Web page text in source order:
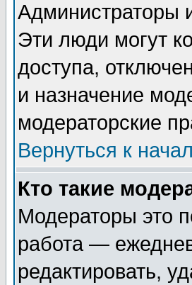
Администраторы
Эти люди могут
доступа,
и назначение
модераторские
Вернуться к
Кто такие
Модераторы это
работа —
редактировать,